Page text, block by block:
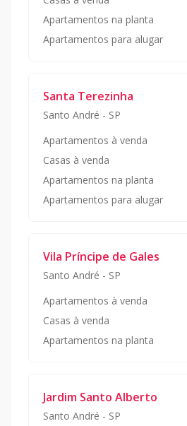
Apartamentos na planta
Apartamentos para alugar
Santa Terezinha
Santo André - SP
Apartamentos à venda
Casas à venda
Apartamentos na planta
Apartamentos para alugar
Vila Príncipe de Gales
Santo André - SP
Apartamentos à venda
Casas à venda
Apartamentos na planta
Jardim Santo Alberto
Santo André - SP